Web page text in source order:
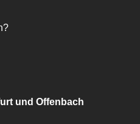
und Offenbach